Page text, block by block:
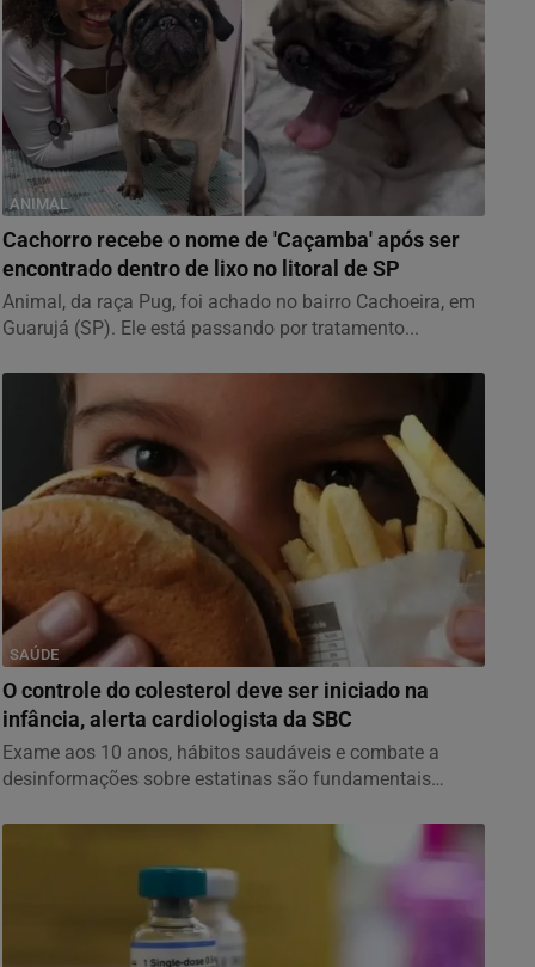
ANIMAL
Cachorro recebe o nome de 'Caçamba' após ser
encontrado dentro de lixo no litoral de SP
Animal, da raça Pug, foi achado no bairro Cachoeira, em
Guarujá (SP). Ele está passando por tratamento...
SAÚDE
O controle do colesterol deve ser iniciado na
infância, alerta cardiologista da SBC
Exame aos 10 anos, hábitos saudáveis e combate a
desinformações sobre estatinas são fundamentais